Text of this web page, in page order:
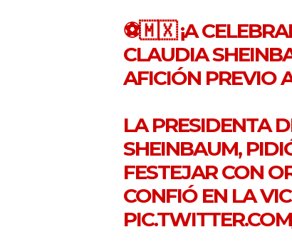
⚽🇲🇽 ¡A
CLAUDIA
AFICIÓN PREVIO
LA PRESIDENTA
SHEINBAUM,
FESTEJAR CON
CONFIÓ EN LA